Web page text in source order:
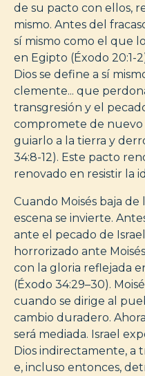
de su pacto con ellos,
mismo. Antes del
sí mismo como el que
en Egipto (Éxodo 20:1-
Dios se define a sí
clemente... que
transgresión y el
compromete de nuevo
guiarlo a la tierra y
34:8-12). Este pacto
renovado en resistir la
Cuando Moisés baja de
escena se invierte.
ante el pecado de
horrorizado ante
con la gloria reflejada
(Éxodo 34:29–30).
cuando se dirige al
cambio duradero.
será mediada. Israel
Dios indirectamente, a
e, incluso entonces,